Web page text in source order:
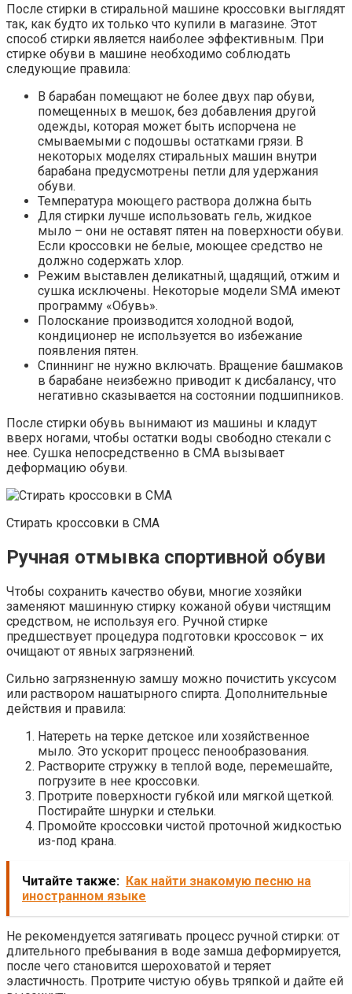
После стирки в стиральной машине кроссовки выглядят
так, как будто их только что купили в магазине. Этот
способ стирки является наиболее эффективным. При
стирке обуви в машине необходимо соблюдать
следующие правила:
В барабан помещают не более двух пар обуви,
помещенных в мешок, без добавления другой
одежды, которая может быть испорчена не
смываемыми с подошвы остатками грязи. В
некоторых моделях стиральных машин внутри
барабана предусмотрены петли для удержания
обуви.
Температура моющего раствора должна быть
Для стирки лучше использовать гель, жидкое
мыло – они не оставят пятен на поверхности обуви.
Если кроссовки не белые, моющее средство не
должно содержать хлор.
Режим выставлен деликатный, щадящий, отжим и
сушка исключены. Некоторые модели SMA имеют
программу «Обувь».
Полоскание производится холодной водой,
кондиционер не используется во избежание
появления пятен.
Спиннинг не нужно включать. Вращение башмаков
в барабане неизбежно приводит к дисбалансу, что
негативно сказывается на состоянии подшипников.
После стирки обувь вынимают из машины и кладут
вверх ногами, чтобы остатки воды свободно стекали с
нее. Сушка непосредственно в СМА вызывает
деформацию обуви.
Стирать кроссовки в СМА
Ручная отмывка спортивной обуви
Чтобы сохранить качество обуви, многие хозяйки
заменяют машинную стирку кожаной обуви чистящим
средством, не используя его. Ручной стирке
предшествует процедура подготовки кроссовок – их
очищают от явных загрязнений.
Сильно загрязненную замшу можно почистить уксусом
или раствором нашатырного спирта. Дополнительные
действия и правила:
Натереть на терке детское или хозяйственное
мыло. Это ускорит процесс пенообразования.
Растворите стружку в теплой воде, перемешайте,
погрузите в нее кроссовки.
Протрите поверхности губкой или мягкой щеткой.
Постирайте шнурки и стельки.
Промойте кроссовки чистой проточной жидкостью
из-под крана.
Читайте также: Как найти знакомую песню на
иностранном языке
Не рекомендуется затягивать процесс ручной стирки: от
длительного пребывания в воде замша деформируется,
после чего становится шероховатой и теряет
эластичность. Протрите чистую обувь тряпкой и дайте ей